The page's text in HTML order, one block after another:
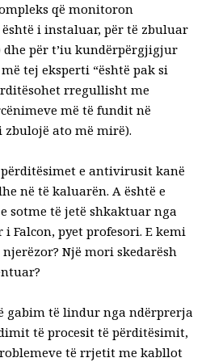
që monitoron
i instaluar, për të zbuluar
për t’iu kundërpërgjigjur
tej eksperti “është pak si
rregullisht me
më të fundit në
zbulojë ato më mirë).
e antivirusit kanë
në të kaluarën. A është e
sotme të jetë shkaktuar nga
Falcon, pyet profesori. E kemi
Një mori skedarësh
gabim të lindur nga ndërprerja
të procesit të përditësimit,
të rrjetit me kabllot